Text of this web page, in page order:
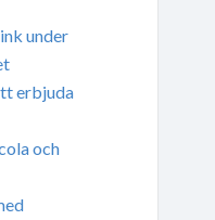
under
erbjuda
och